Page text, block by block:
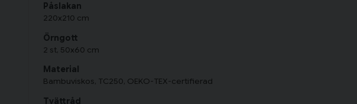
Påslakan
220x210 cm
Örngott
2 st, 50x60 cm
Material
Bambuviskos, TC250, OEKO-TEX-certifierad
Tvättråd